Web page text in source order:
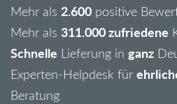
Mehr als 2.600 positive
Mehr als 311.000 zufriedene
Schnelle Lieferung in ganz
Experten-Helpdesk für
Beratung